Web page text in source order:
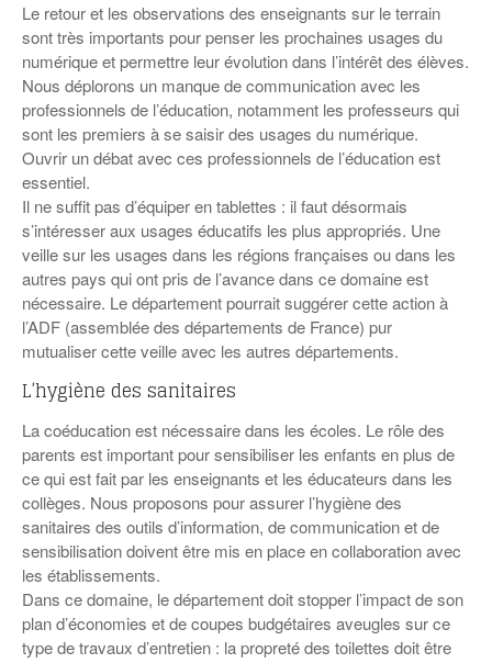
Le retour et les observations des enseignants sur le terrain
sont très importants pour penser les prochaines usages du
numérique et permettre leur évolution dans l’intérêt des élèves.
Nous déplorons un manque de communication avec les
professionnels de l’éducation, notamment les professeurs qui
sont les premiers à se saisir des usages du numérique.
Ouvrir un débat avec ces professionnels de l’éducation est
essentiel.
Il ne suffit pas d’équiper en tablettes : il faut désormais
s’intéresser aux usages éducatifs les plus appropriés. Une
veille sur les usages dans les régions françaises ou dans les
autres pays qui ont pris de l’avance dans ce domaine est
nécessaire. Le département pourrait suggérer cette action à
l’ADF (assemblée des départements de France) pur
mutualiser cette veille avec les autres départements.
L’hygiène des sanitaires
La coéducation est nécessaire dans les écoles. Le rôle des
parents est important pour sensibiliser les enfants en plus de
ce qui est fait par les enseignants et les éducateurs dans les
collèges. Nous proposons pour assurer l’hygiène des
sanitaires des outils d’information, de communication et de
sensibilisation doivent être mis en place en collaboration avec
les établissements.
Dans ce domaine, le département doit stopper l’impact de son
plan d’économies et de coupes budgétaires aveugles sur ce
type de travaux d’entretien : la propreté des toilettes doit être